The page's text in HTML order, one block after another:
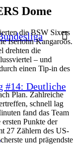
#14: Deutliche
Dome
die BSW Sixers
Iserlohn Kangaroos.
drehten die
– und
einen Tip-in des
Plan. Zahlreiche
schnell lag
fand das Team
Punkte der
27 Zählern des US-
und prägendste